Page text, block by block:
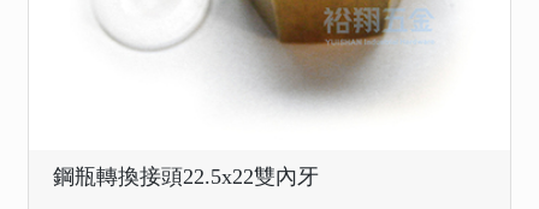
鋼瓶轉換接頭22.5x22雙內牙